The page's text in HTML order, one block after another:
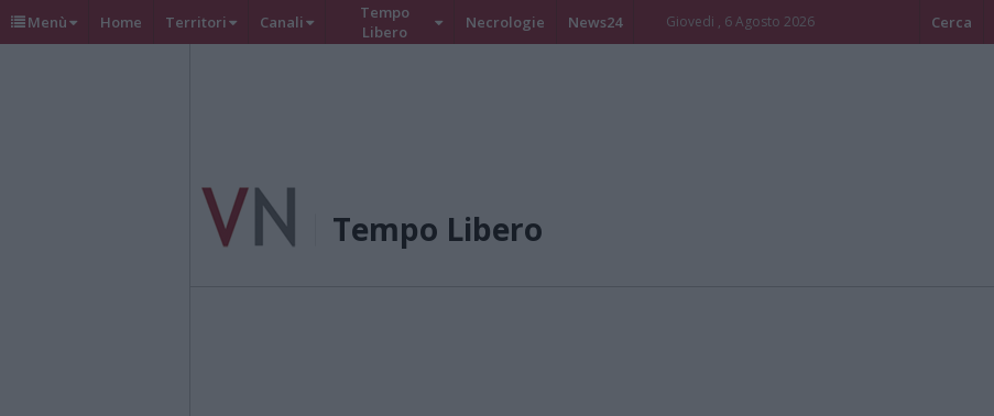
Menù Home Territori Canali
Tempo
Libero
Necrologie News24 Giovedi , 6 Agosto 2026 Cerca
Tempo Libero